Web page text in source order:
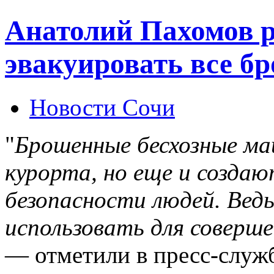
Анатолий Пахомов
эвакуировать все
Новости Сочи
"Брошенные бесхозные
курорта, но еще и
безопасности людей.
использовать для
— отметили в пресс-